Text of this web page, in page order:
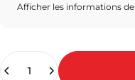
Afficher les informations